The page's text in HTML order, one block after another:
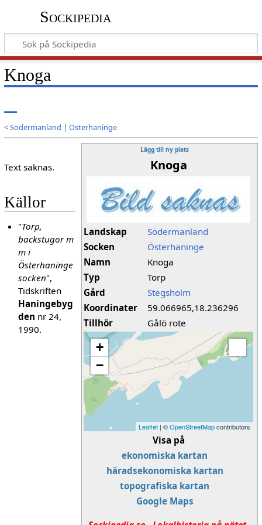
Sockipedia
Knoga
<Södermanland | Österhaninge
Lägg till ny plats
Knoga
Landskap
Södermanland
Socken
Österhaninge
Namn
Knoga
Typ
Torp
Gård
Stegsholm
Koordinater
59.066965,18.236296
Tillhör
Gålö rote
+
−
Leaflet | ©OpenStreetMapcontributors
Visa på
ekonomiska kartan
häradsekonomiska kartan
topografiska kartan
Google Maps
Text saknas.
Källor
"Torp,
backstugor m
m i
Österhaninge
socken",
Tidskriften
Haningebyg
den nr 24,
1990.